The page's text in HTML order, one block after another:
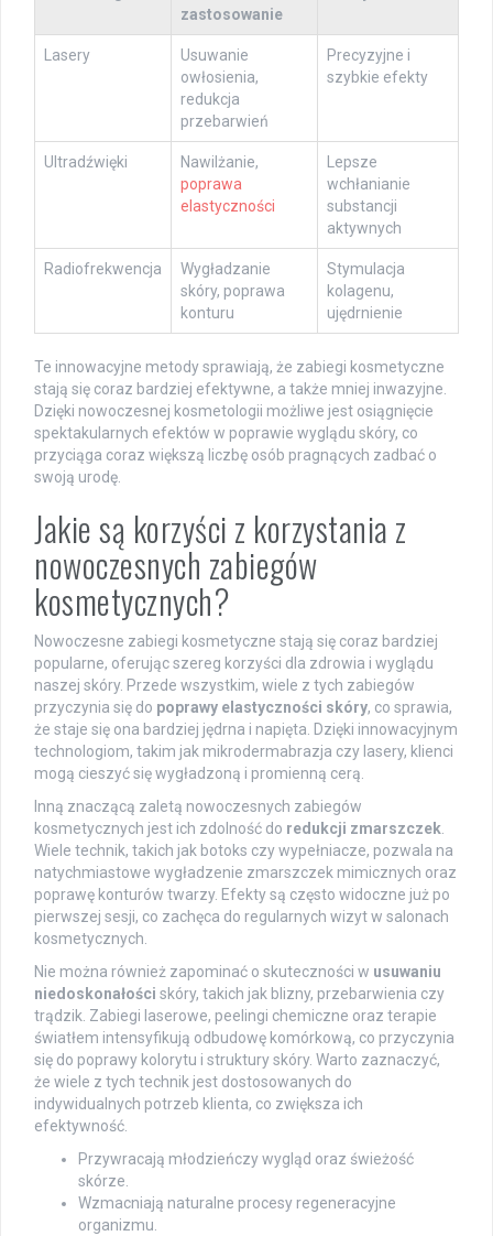
zastosowanie
Lasery
Usuwanie
owłosienia,
redukcja
przebarwień
Precyzyjne i
szybkie efekty
Ultradźwięki
Nawilżanie,
poprawa
elastyczności
Lepsze
wchłanianie
substancji
aktywnych
Radiofrekwencja
Wygładzanie
skóry, poprawa
konturu
Stymulacja
kolagenu,
ujędrnienie
Te innowacyjne metody sprawiają, że zabiegi kosmetyczne
stają się coraz bardziej efektywne, a także mniej inwazyjne.
Dzięki nowoczesnej kosmetologii możliwe jest osiągnięcie
spektakularnych efektów w poprawie wyglądu skóry, co
przyciąga coraz większą liczbę osób pragnących zadbać o
swoją urodę.
Jakie są korzyści z korzystania z
nowoczesnych zabiegów
kosmetycznych?
Nowoczesne zabiegi kosmetyczne stają się coraz bardziej
popularne, oferując szereg korzyści dla zdrowia i wyglądu
naszej skóry. Przede wszystkim, wiele z tych zabiegów
przyczynia się do poprawy elastyczności skóry, co sprawia,
że staje się ona bardziej jędrna i napięta. Dzięki innowacyjnym
technologiom, takim jak mikrodermabrazja czy lasery, klienci
mogą cieszyć się wygładzoną i promienną cerą.
Inną znaczącą zaletą nowoczesnych zabiegów
kosmetycznych jest ich zdolność do redukcji zmarszczek.
Wiele technik, takich jak botoks czy wypełniacze, pozwala na
natychmiastowe wygładzenie zmarszczek mimicznych oraz
poprawę konturów twarzy. Efekty są często widoczne już po
pierwszej sesji, co zachęca do regularnych wizyt w salonach
kosmetycznych.
Nie można również zapominać o skuteczności w usuwaniu
niedoskonałości skóry, takich jak blizny, przebarwienia czy
trądzik. Zabiegi laserowe, peelingi chemiczne oraz terapie
światłem intensyfikują odbudowę komórkową, co przyczynia
się do poprawy kolorytu i struktury skóry. Warto zaznaczyć,
że wiele z tych technik jest dostosowanych do
indywidualnych potrzeb klienta, co zwiększa ich
efektywność.
Przywracają młodzieńczy wygląd oraz świeżość
skórze.
Wzmacniają naturalne procesy regeneracyjne
organizmu.